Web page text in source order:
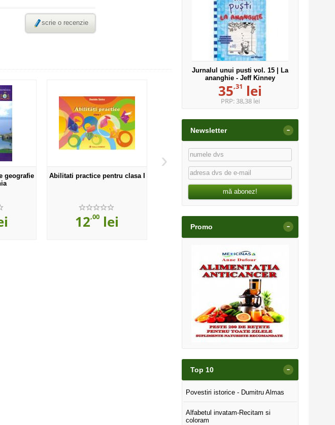
scrie o recenzie
geografie
Abilitati practice pentru clasa I
12,00 lei
Antologia fabulei
7,50lei
›
Jurnalul unui pusti vol. 15 | La
ananghie - Jeff Kinney
35,31 lei
PRP: 38,38 lei
Newsletter -
mă abonez!
Promo -
Top 10 -
Povestiri istorice - Dumitru Almas
Alfabetul invatam-Recitam si
coloram